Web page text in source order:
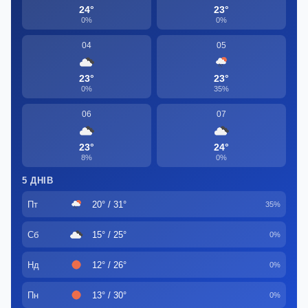
24°
0%
23°
0%
04
23°
0%
05
23°
35%
06
23°
8%
07
24°
0%
5 ДНІВ
Пт 20° / 31° 35%
Сб 15° / 25° 0%
Нд 12° / 26° 0%
Пн 13° / 30° 0%